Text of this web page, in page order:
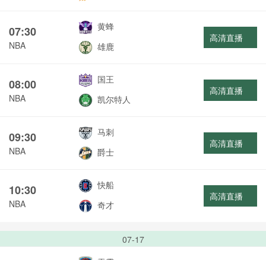
07:30
NBA
黄蜂
雄鹿
高清直播
08:00
NBA
国王
凯尔特人
高清直播
09:30
NBA
马刺
爵士
高清直播
10:30
NBA
快船
奇才
高清直播
07-17